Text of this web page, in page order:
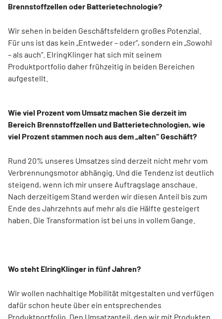
Brennstoffzellen oder Batterietechnologie?
Wir sehen in beiden Geschäftsfeldern großes Potenzial.
Für uns ist das kein „Entweder – oder“, sondern ein „Sowohl
– als auch“. ElringKlinger hat sich mit seinem
Produktportfolio daher frühzeitig in beiden Bereichen
aufgestellt.
Wie viel Prozent vom Umsatz machen Sie derzeit im
Bereich Brennstoffzellen und Batterietechnologien, wie
viel Prozent stammen noch aus dem „alten“ Geschäft?
Rund 20% unseres Umsatzes sind derzeit nicht mehr vom
Verbrennungsmotor abhängig. Und die Tendenz ist deutlich
steigend, wenn ich mir unsere Auftragslage anschaue.
Nach derzeitigem Stand werden wir diesen Anteil bis zum
Ende des Jahrzehnts auf mehr als die Hälfte gesteigert
haben. Die Transformation ist bei uns in vollem Gange.
Wo steht ElringKlinger in fünf Jahren?
Wir wollen nachhaltige Mobilität mitgestalten und verfügen
dafür schon heute über ein entsprechendes
Produktportfolio. Den Umsatzanteil, den wir mit Produkten